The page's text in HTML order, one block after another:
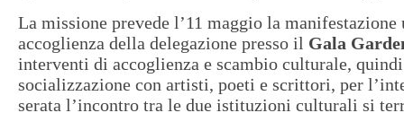
La missione prevede l’11 maggio la
accoglienza della delegazione presso il Gala
interventi di accoglienza e scambio culturale,
socializzazione con artisti, poeti e scrittori, per
serata l’incontro tra le due istituzioni culturali si